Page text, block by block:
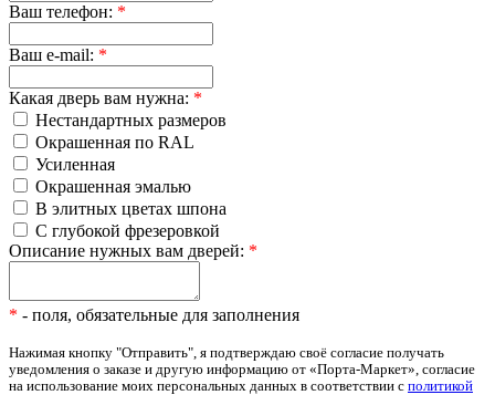
Ваш телефон: *
Ваш e-mail: *
Какая дверь вам нужна: *
Нестандартных размеров
Окрашенная по RAL
Усиленная
Окрашенная эмалью
В элитных цветах шпона
С глубокой фрезеровкой
Описание нужных вам дверей: *
* - поля, обязательные для заполнения
Нажимая кнопку "Отправить", я подтверждаю своё согласие получать
уведомления о заказе и другую информацию от «Порта-Маркет», согласие
на использование моих персональных данных в соответствии с политикой